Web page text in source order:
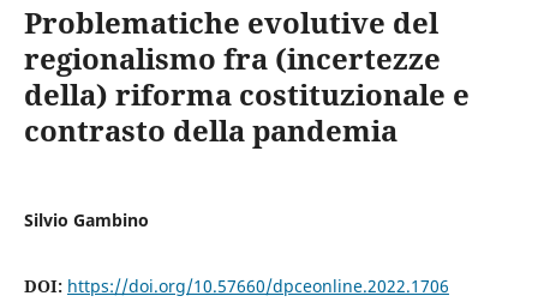
Problematiche evolutive del
regionalismo fra (incertezze
della) riforma costituzionale e
contrasto della pandemia
Silvio Gambino
DOI: https://doi.org/10.57660/dpceonline.2022.1706